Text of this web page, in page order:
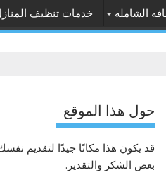
الشامله خدمات تنظيف
حول هذا الموقع
قد يكون هذا مكانًا جيدًا لتقديم
بعض الشكر والتقدير.